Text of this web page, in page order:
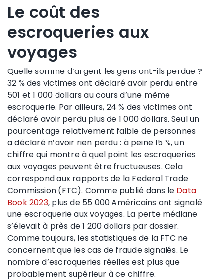
Le coût des
escroqueries aux
voyages
Quelle somme d’argent les gens ont-ils perdue ?
32 % des victimes ont déclaré avoir perdu entre
501 et 1 000 dollars au cours d’une même
escroquerie. Par ailleurs, 24 % des victimes ont
déclaré avoir perdu plus de 1 000 dollars. Seul un
pourcentage relativement faible de personnes
a déclaré n’avoir rien perdu : à peine 15 %, un
chiffre qui montre à quel point les escroqueries
aux voyages peuvent être fructueuses. Cela
correspond aux rapports de la Federal Trade
Commission (FTC). Comme publié dans le Data
Book 2023, plus de 55 000 Américains ont signalé
une escroquerie aux voyages. La perte médiane
s’élevait à près de 1 200 dollars par dossier.
Comme toujours, les statistiques de la FTC ne
concernent que les cas de fraude signalés. Le
nombre d’escroqueries réelles est plus que
probablement supérieur à ce chiffre.